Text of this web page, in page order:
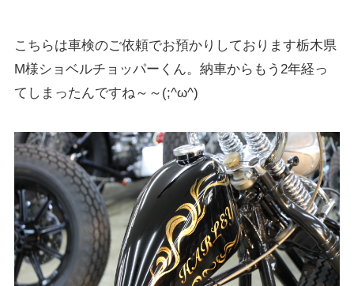
こちらは車検のご依頼でお預かりしております栃木県
M様ショベルチョッパーくん。納車からもう2年経っ
てしまったんですね～～(;^ω^)